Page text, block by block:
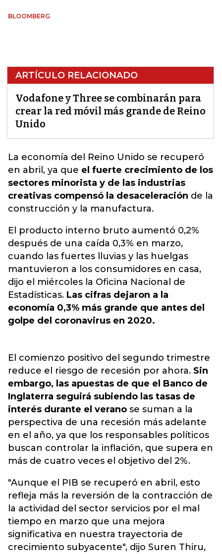
BLOOMBERG
ARTÍCULO RELACIONADO
Vodafone y Three se combinarán para
crear la red móvil más grande de Reino
Unido
La economía del Reino Unido se recuperó
en abril, ya que el fuerte crecimiento de los
sectores minorista y de las industrias
creativas compensó la desaceleración de la
construcción y la manufactura.
El producto interno bruto aumentó 0,2%
después de una caída 0,3% en marzo,
cuando las fuertes lluvias y las huelgas
mantuvieron a los consumidores en casa,
dijo el miércoles la Oficina Nacional de
Estadísticas. Las cifras dejaron a la
economía 0,3% más grande que antes del
golpe del coronavirus en 2020.
El comienzo positivo del segundo trimestre
reduce el riesgo de recesión por ahora. Sin
embargo, las apuestas de que el Banco de
Inglaterra seguirá subiendo las tasas de
interés durante el verano se suman a la
perspectiva de una recesión más adelante
en el año, ya que los responsables políticos
buscan controlar la inflación, que supera en
más de cuatro veces el objetivo del 2%.
"Aunque el PIB se recuperó en abril, esto
refleja más la reversión de la contracción de
la actividad del sector servicios por el mal
tiempo en marzo que una mejora
significativa en nuestra trayectoria de
crecimiento subyacente", dijo Suren Thiru,